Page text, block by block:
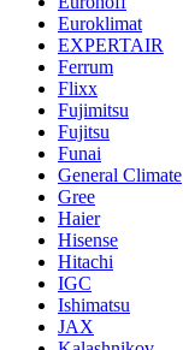
Euroklimat
EXPERTAIR
Ferrum
Flixx
Fujimitsu
Fujitsu
Funai
General Climate
Gree
Haier
Hisense
Hitachi
IGC
Ishimatsu
JAX